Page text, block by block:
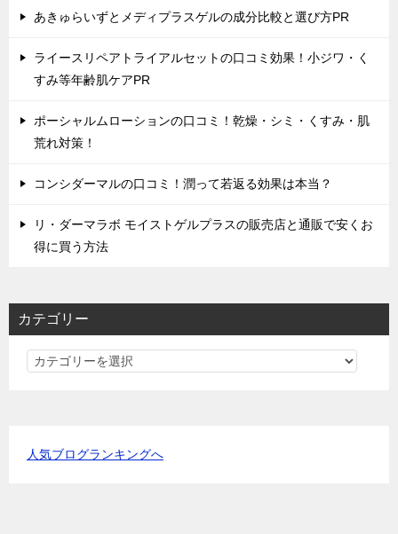
あきゅらいずとメディプラスゲルの成分比較と選び方PR
ライースリペアトライアルセットの口コミ効果！小ジワ・く
すみ等年齢肌ケアPR
ポーシャルムローションの口コミ！乾燥・シミ・くすみ・肌
荒れ対策！
コンシダーマルの口コミ！潤って若返る効果は本当？
リ・ダーマラボ モイストゲルプラスの販売店と通販で安くお
得に買う方法
カテゴリー
カ
ー
人気ブログランキングへ